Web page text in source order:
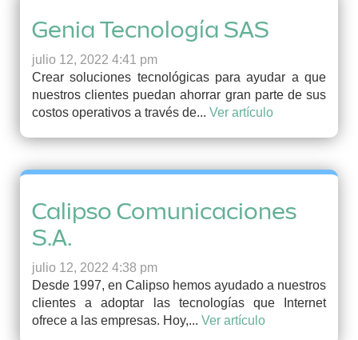
Genia Tecnología SAS
julio 12, 2022 4:41 pm
Crear soluciones tecnológicas para ayudar a que
nuestros clientes puedan ahorrar gran parte de sus
costos operativos a través de... Ver artículo
Calipso Comunicaciones
S.A.
julio 12, 2022 4:38 pm
Desde 1997, en Calipso hemos ayudado a nuestros
clientes a adoptar las tecnologías que Internet
ofrece a las empresas. Hoy,... Ver artículo